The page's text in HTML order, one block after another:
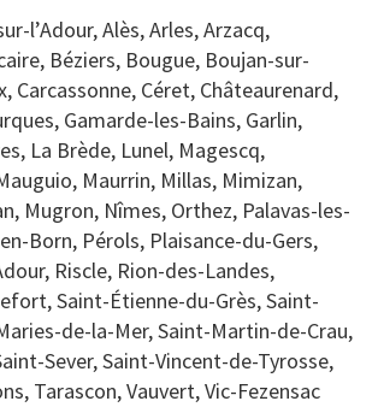
l’Adour, Alès, Arles, Arzacq,
Béziers, Bougue, Boujan-sur-
Carcassonne, Céret, Châteaurenard,
Gamarde-les-Bains, Garlin,
La Brède, Lunel, Magescq,
Maurrin, Millas, Mimizan,
Mugron, Nîmes, Orthez, Palavas-les-
Born, Pérols, Plaisance-du-Gers,
Riscle, Rion-des-Landes,
Saint-Étienne-du-Grès, Saint-
de-la-Mer, Saint-Martin-de-Crau,
Sever, Saint-Vincent-de-Tyrosse,
Tarascon, Vauvert, Vic-Fezensac